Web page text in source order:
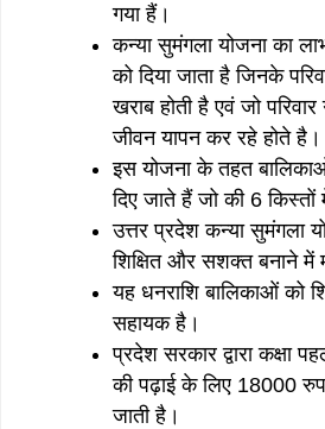
गया हैं।
कन्या सुमंगला योजना का
को दिया जाता है जिनके
खराब होती है एवं जो
जीवन यापन कर रहे होते है।
इस योजना के तहत
दिए जाते हैं जो की 6 किस्तों
उत्तर प्रदेश कन्या सुमंगला
शिक्षित और सशक्त बनाने में
यह धनराशि बालिकाओं को
सहायक है।
प्रदेश सरकार द्वारा कक्षा
की पढ़ाई के लिए 18000
जाती है।